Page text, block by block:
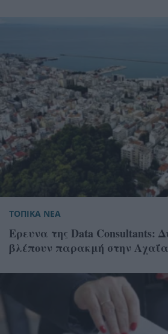
ΤΟΠΙΚΑ ΝΕΑ
Ερευνα της Data Consultants:
βλέπουν παρακμή στην Αχαΐα